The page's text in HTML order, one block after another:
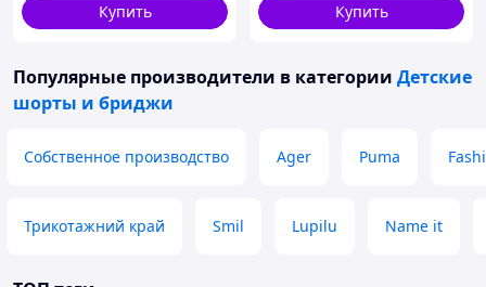
Купить
Купить
Популярные производители в категории Детские
шорты и бриджи
Собственное производство Ager Puma
Трикотажний край Smil Lupilu Name it